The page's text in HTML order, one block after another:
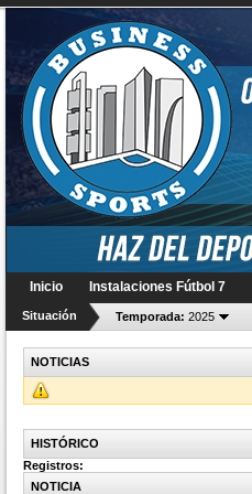
Inicio Instalaciones Fútbol 7
Situación Temporada: 2025
NOTICIAS
HISTÓRICO
Registros:
NOTICIA